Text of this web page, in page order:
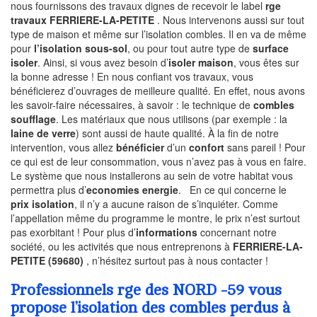
nous fournissons des travaux dignes de recevoir le label rge
travaux FERRIERE-LA-PETITE . Nous intervenons aussi sur tout
type de maison et même sur l’isolation combles. Il en va de même
pour l’isolation sous-sol, ou pour tout autre type de surface
isoler. Ainsi, si vous avez besoin d’isoler maison, vous êtes sur
la bonne adresse ! En nous confiant vos travaux, vous
bénéficierez d’ouvrages de meilleure qualité. En effet, nous avons
les savoir-faire nécessaires, à savoir : le technique de combles
soufflage. Les matériaux que nous utilisons (par exemple : la
laine de verre) sont aussi de haute qualité. À la fin de notre
intervention, vous allez bénéficierd’un confort sans pareil ! Pour
ce qui est de leur consommation, vous n’avez pas à vous en faire.
Le système que nous installerons au sein de votre habitat vous
permettra plus d’economies energie. En ce qui concerne le
prix isolation, il n’y a aucune raison de s’inquiéter. Comme
l’appellation même du programme le montre, le prix n’est surtout
pas exorbitant ! Pour plus d’informations concernant notre
société, ou les activités que nous entreprenons à FERRIERE-LA-
PETITE (59680) , n’hésitez surtout pas à nous contacter !
Professionnels rge des NORD -59 vous
propose l’isolation des combles perdus à